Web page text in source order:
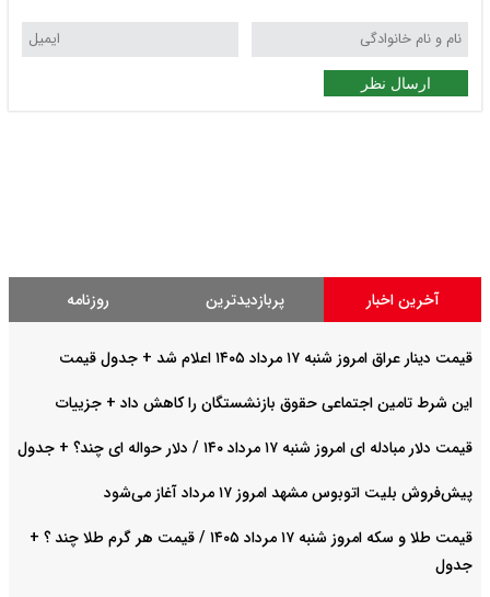
ارسال نظر
آخرین اخبار پربازدیدترین روزنامه
قیمت دینار عراق امروز شنبه ۱۷ مرداد ۱۴۰۵ اعلام شد + جدول قیمت
این شرط تامین اجتماعی حقوق بازنشستگان را کاهش داد + جزییات
قیمت دلار مبادله ای امروز شنبه ۱۷ مرداد ۱۴۰ / دلار حواله ای چند؟ + جدول
پیش‌فروش بلیت اتوبوس مشهد امروز ۱۷ مرداد آغاز می‌شود
قیمت طلا و سکه امروز شنبه ۱۷ مرداد ۱۴۰۵ / قیمت هر گرم طلا چند ؟ +
جدول